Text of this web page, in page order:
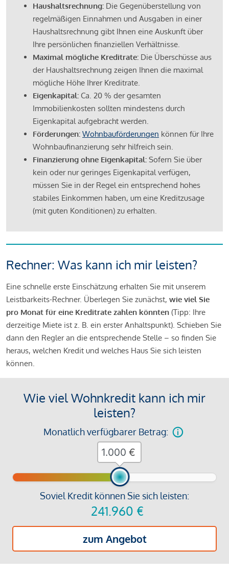
Haushaltsrechnung: Die Gegenüberstellung von
regelmäßigen Einnahmen und Ausgaben in einer
Haushaltsrechnung gibt Ihnen eine Auskunft über
Ihre persönlichen finanziellen Verhältnisse.
Maximal mögliche Kreditrate: Die Überschüsse aus
der Haushaltsrechnung zeigen Ihnen die maximal
mögliche Höhe Ihrer Kreditrate.
Eigenkapital: Ca. 20 % der gesamten
Immobilienkosten sollten mindestens durch
Eigenkapital aufgebracht werden.
Förderungen: Wohnbauförderungen können für Ihre
Wohnbaufinanzierung sehr hilfreich sein.
Finanzierung ohne Eigenkapital: Sofern Sie über
kein oder nur geringes Eigenkapital verfügen,
müssen Sie in der Regel ein entsprechend hohes
stabiles Einkommen haben, um eine Kreditzusage
(mit guten Konditionen) zu erhalten.
Rechner: Was kann ich mir leisten?
Eine schnelle erste Einschätzung erhalten Sie mit unserem
Leistbarkeits-Rechner. Überlegen Sie zunächst, wie viel Sie
pro Monat für eine Kreditrate zahlen könnten (Tipp: Ihre
derzeitige Miete ist z. B. ein erster Anhaltspunkt). Schieben Sie
dann den Regler an die entsprechende Stelle – so finden Sie
heraus, welchen Kredit und welches Haus Sie sich leisten
können.
Wie viel Wohnkredit kann ich mir
leisten?
Monatlich verfügbarer Betrag:
Soviel Kredit können Sie sich leisten:
241.960 €
zum Angebot
€